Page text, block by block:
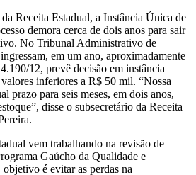
Receita Estadual, a Instância Única de
demora cerca de dois anos para sair
No Tribunal Administrativo de
em um ano, aproximadamente
12, prevê decisão em instância
inferiores a R$ 50 mil. “Nossa
prazo para seis meses, em dois anos,
disse o subsecretário da Receita
vem trabalhando na revisão de
Gaúcho da Qualidade e
é evitar as perdas na